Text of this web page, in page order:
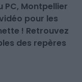
PC, Montpellier
pour les
! Retrouvez
des repères